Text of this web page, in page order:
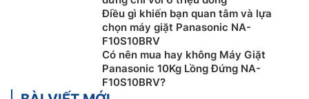
Điều gì khiến bạn quan tâm và lựa
chọn máy giặt Panasonic NA-
F10S10BRV
Có nên mua hay không Máy Giặt
Panasonic 10Kg Lồng Đứng NA-
F10S10BRV?